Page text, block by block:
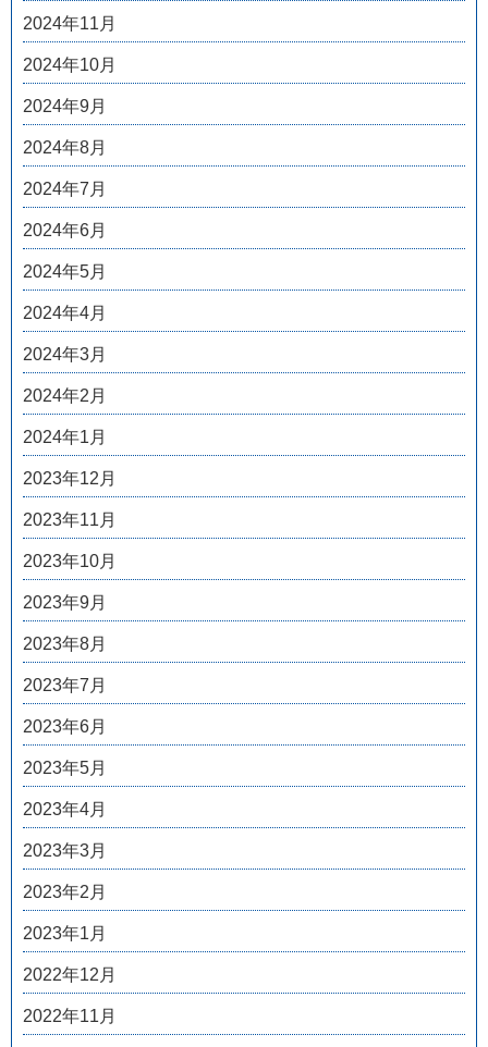
2024年11月
2024年10月
2024年9月
2024年8月
2024年7月
2024年6月
2024年5月
2024年4月
2024年3月
2024年2月
2024年1月
2023年12月
2023年11月
2023年10月
2023年9月
2023年8月
2023年7月
2023年6月
2023年5月
2023年4月
2023年3月
2023年2月
2023年1月
2022年12月
2022年11月